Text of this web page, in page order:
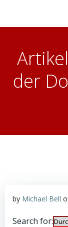
der
by Michael Bell
Search for: